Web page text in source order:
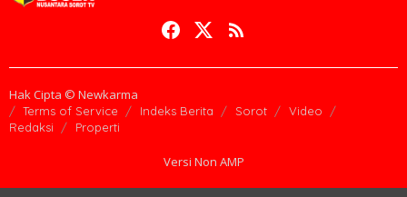
Hak Cipta © Newkarma
Terms of Service Indeks Berita Sorot
Video
Redaksi
Properti
Versi Non AMP